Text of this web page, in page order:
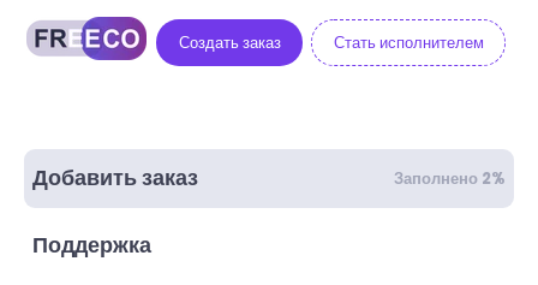
Создать заказ Стать исполнителем
Добавить заказ Заполнено 2%
Поддержка